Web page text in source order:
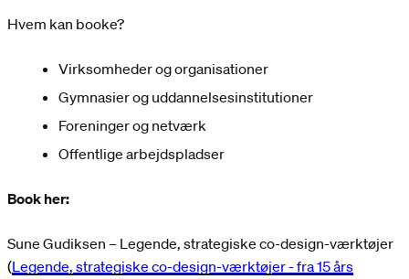
Hvem kan booke?
Virksomheder og organisationer
Gymnasier og uddannelsesinstitutioner
Foreninger og netværk
Offentlige arbejdspladser
Book her:
Sune Gudiksen – Legende, strategiske co-design-værktøjer
(Legende, strategiske co-design-værktøjer - fra 15 års